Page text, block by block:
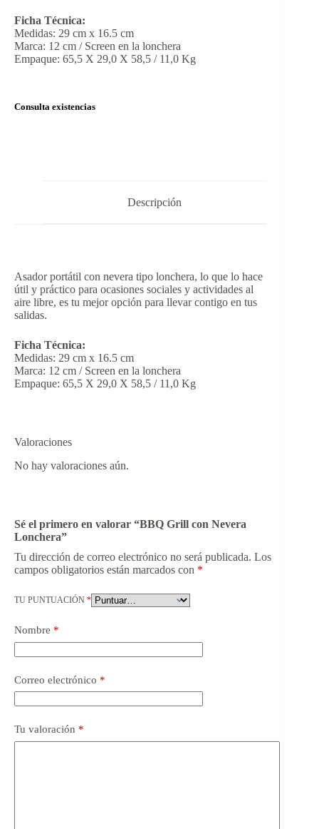
Ficha Técnica:
Medidas: 29 cm x 16.5 cm
Marca: 12 cm / Screen en la lonchera
Empaque: 65,5 X 29,0 X 58,5 / 11,0 Kg
Consulta existencias
Descripción
Asador portátil con nevera tipo lonchera, lo que lo hace
útil y práctico para ocasiones sociales y actividades al
aire libre, es tu mejor opción para llevar contigo en tus
salidas.
Ficha Técnica:
Medidas: 29 cm x 16.5 cm
Marca: 12 cm / Screen en la lonchera
Empaque: 65,5 X 29,0 X 58,5 / 11,0 Kg
Valoraciones
No hay valoraciones aún.
Sé el primero en valorar “BBQ Grill con Nevera
Lonchera”
Tu dirección de correo electrónico no será publicada. Los
campos obligatorios están marcados con *
TU PUNTUACIÓN *
Nombre *
Correo electrónico *
Tu valoración *